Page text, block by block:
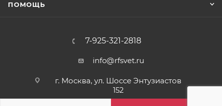
ПОМОЩЬ
7-925-321-2818
info@rfsvet.ru
г. Москва, ул. Шоссе Энтузиастов
152